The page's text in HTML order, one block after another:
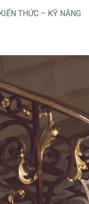
THỨC – KỸ NĂNG